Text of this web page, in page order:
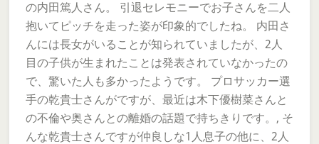
の内田篤人さん。 引退セレモニーでお子さんを二人
抱いてピッチを走った姿が印象的でしたね。 内田さ
んには長女がいることが知られていましたが、2人
目の子供が生まれたことは発表されていなかったの
で、驚いた人も多かったようです。 プロサッカー選
手の乾貴士さんがですが、最近は木下優樹菜さんと
の不倫や奥さんとの離婚の話題で持ちきりです。, そ
んな乾貴士さんですが仲良しな1人息子の他に、2人